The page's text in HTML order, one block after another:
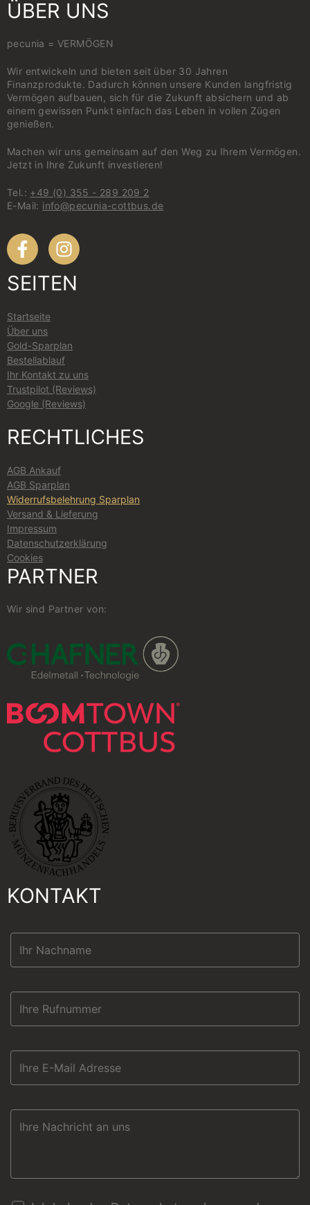
ÜBER UNS
pecunia = VERMÖGEN
Wir entwickeln und bieten seit über 30 Jahren
Finanzprodukte. Dadurch können unsere Kunden langfristig
Vermögen aufbauen, sich für die Zukunft absichern und ab
einem gewissen Punkt einfach das Leben in vollen Zügen
genießen.
Machen wir uns gemeinsam auf den Weg zu Ihrem Vermögen.
Jetzt in Ihre Zukunft investieren!
Tel.: +49 (0) 355 - 289 209 2
E-Mail: info@pecunia-cottbus.de
SEITEN
Startseite
Über uns
Gold-Sparplan
Bestellablauf
Ihr Kontakt zu uns
Trustpilot (Reviews)
Google (Reviews)
RECHTLICHES
AGB Ankauf
AGB Sparplan
Widerrufsbelehrung Sparplan
Versand & Lieferung
Impressum
Datenschutzerklärung
Cookies
PARTNER
Wir sind Partner von:
KONTAKT